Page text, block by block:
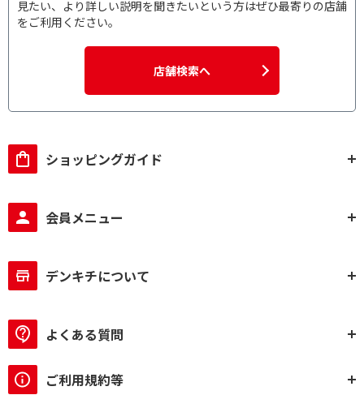
見たい、より詳しい説明を聞きたいという方はぜひ最寄りの店舗
をご利用ください。
店舗検索へ
ショッピングガイド
会員メニュー
デンキチについて
よくある質問
ご利用規約等